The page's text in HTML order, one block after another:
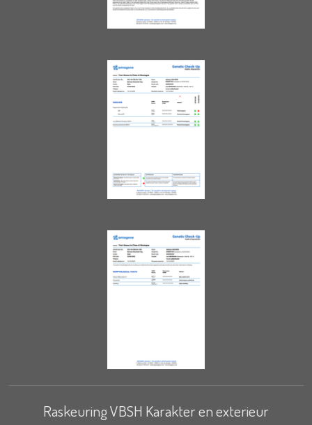
Raskeuring VBSH Karakter en exterieur